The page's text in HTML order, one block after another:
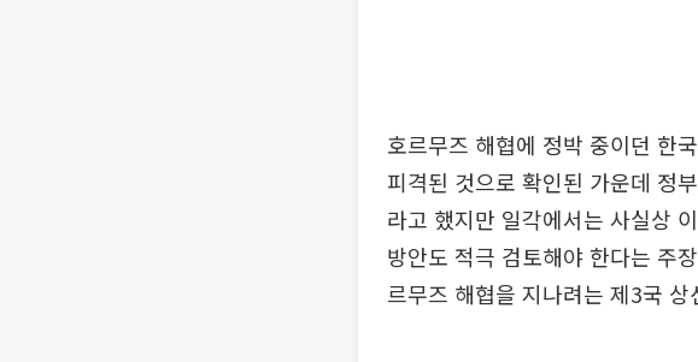
호르무즈 해협에 정박 중이던 한
피격된 것으로 확인된 가운데 정
라고 했지만 일각에서는 사실상
방안도 적극 검토해야 한다는 주
르무즈 해협을 지나려는 제3국